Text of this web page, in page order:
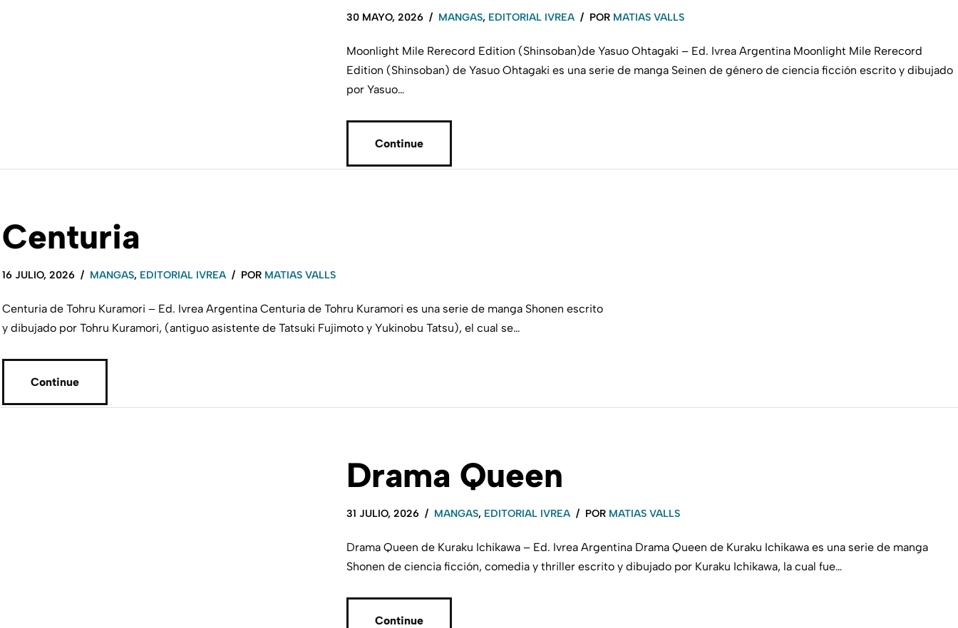
30 MAYO, 2026 MANGAS, EDITORIAL IVREA POR MATIAS VALLS
Moonlight Mile Rerecord Edition (Shinsoban)de Yasuo Ohtagaki – Ed. Ivrea Argentina Moonlight Mile Rerecord
Edition (Shinsoban) de Yasuo Ohtagaki es una serie de manga Seinen de género de ciencia ficción escrito y dibujado
por Yasuo…
Continue
Centuria
16 JULIO, 2026 MANGAS, EDITORIAL IVREA POR MATIAS VALLS
Centuria de Tohru Kuramori – Ed. Ivrea Argentina Centuria de Tohru Kuramori es una serie de manga Shonen escrito
y dibujado por Tohru Kuramori, (antiguo asistente de Tatsuki Fujimoto y Yukinobu Tatsu), el cual se…
Continue
Drama Queen
31 JULIO, 2026 MANGAS, EDITORIAL IVREA POR MATIAS VALLS
Drama Queen de Kuraku Ichikawa – Ed. Ivrea Argentina Drama Queen de Kuraku Ichikawa es una serie de manga
Shonen de ciencia ficción, comedia y thriller escrito y dibujado por Kuraku Ichikawa, la cual fue…
Continue